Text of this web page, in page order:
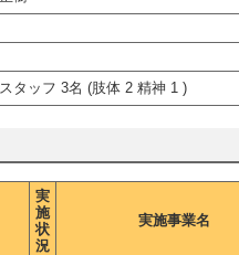
タッフ 3名 (肢体 2 精神 1 )
実
施
状
況
実施事業名